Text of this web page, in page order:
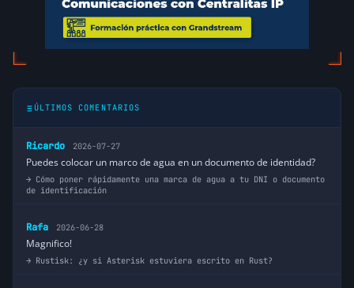
ÚLTIMOS COMENTARIOS
Ricardo 2026-07-27
Puedes colocar un marco de agua en un documento de identidad?
Cómo poner rápidamente una marca de agua a tu DNI o documento
de identificación
Rafa 2026-06-28
Magnifico!
Rustisk: ¿y si Asterisk estuviera escrito en Rust?